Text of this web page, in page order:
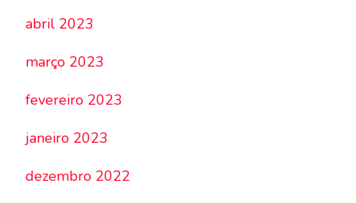
abril 2023
março 2023
fevereiro 2023
janeiro 2023
dezembro 2022